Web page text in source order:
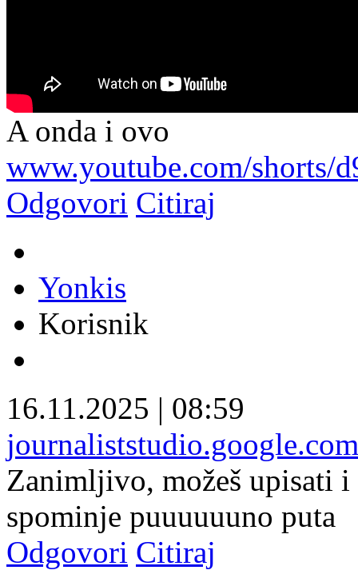
A onda i ovo
www.youtube.com/shorts/
Odgovori Citiraj
Yonkis
Korisnik
16.11.2025 | 08:59
Zanimljivo, možeš upisati i
spominje puuuuuuno puta
Odgovori Citiraj